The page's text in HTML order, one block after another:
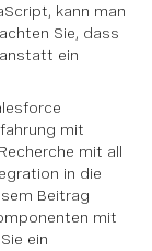
kann man
Sie, dass
ein
mit
mit all
in die
Beitrag
mit
ein